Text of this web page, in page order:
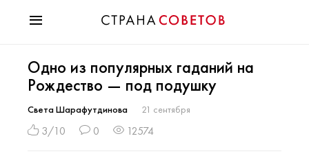
Мода
Звезды
Гороскопы
Здоровье
Одно из популярных гаданий на
Рождество — под подушку
Света Шарафутдинова 21 сентября
3/10 0 12574